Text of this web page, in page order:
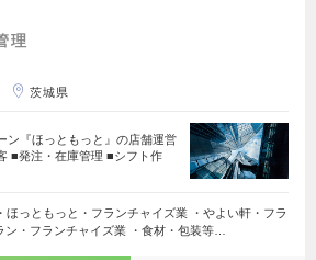
理
茨城県
ン『ほっともっと』の店舗運営
■発注・在庫管理 ■シフト作
ほっともっと・フランチャイズ業 ・やよい軒・フラ
ン・フランチャイズ業 ・食材・包装等…